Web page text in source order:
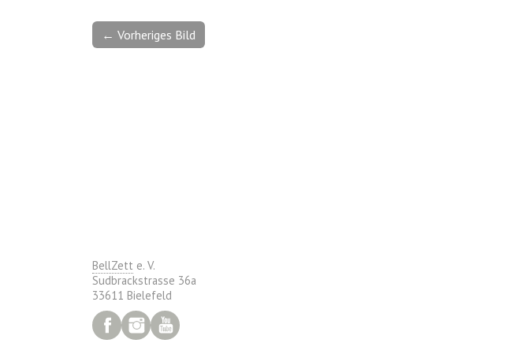
← Vorheriges Bild
BellZett e. V.
Sudbrackstrasse 36a
33611 Bielefeld
FacebookInstagram